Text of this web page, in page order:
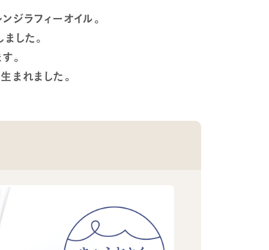
ラフィーオイル。
した。
。
れました。